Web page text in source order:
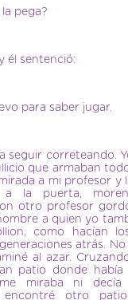
pega?
él sentenció:
para saber jugar.
seguir correteando.
que armaban
a mi profesor y
a la puerta,
otro profesor
a quien yo
como hacían
atrás.
al azar.
patio donde había
miraba ni decía
encontré otro